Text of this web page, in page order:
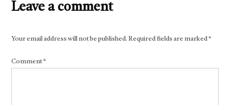
Leave a comment
Your email address will not be published. Required fields are marked*
Comment*